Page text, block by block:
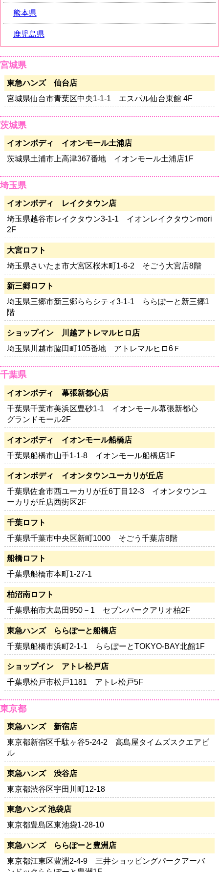
熊本県
鹿児島県
宮城県
東急ハンズ 仙台店
宮城県仙台市青葉区中央1-1-1 エスパル仙台東館 4F
茨城県
イオンボディ イオンモール土浦店
茨城県土浦市上高津367番地 イオンモール土浦店1F
埼玉県
イオンボディ レイクタウン店
埼玉県越谷市レイクタウン3-1-1 イオンレイクタウンmori
2F
大宮ロフト
埼玉県さいたま市大宮区桜木町1-6-2 そごう大宮店8階
新三郷ロフト
埼玉県三郷市新三郷ららシティ3-1-1 ららぽーと新三郷1
階
ショップイン 川越アトレマルヒロ店
埼玉県川越市脇田町105番地 アトレマルヒロ6Ｆ
千葉県
イオンボディ 幕張新都心店
千葉県千葉市美浜区豊砂1-1 イオンモール幕張新都心
グランドモール2F
イオンボディ イオンモール船橋店
千葉県船橋市山手1-1-8 イオンモール船橋店1F
イオンボディ イオンタウンユーカリが丘店
千葉県佐倉市西ユーカリが丘6丁目12-3 イオンタウンユ
ーカリが丘店西街区2F
千葉ロフト
千葉県千葉市中央区新町1000 そごう千葉店8階
船橋ロフト
千葉県船橋市本町1-27-1
柏沼南ロフト
千葉県柏市大島田950－1 セブンパークアリオ柏2F
東急ハンズ ららぽーと船橋店
千葉県船橋市浜町2-1-1 ららぽーとTOKYO-BAY北館1F
ショップイン アトレ松戸店
千葉県松戸市松戸1181 アトレ松戸5F
東京都
東急ハンズ 新宿店
東京都新宿区千駄ヶ谷5-24-2 高島屋タイムズスクエアビ
ル
東急ハンズ 渋谷店
東京都渋谷区宇田川町12-18
東急ハンズ 池袋店
東京都豊島区東池袋1-28-10
東急ハンズ ららぽーと豊洲店
東京都江東区豊洲2-4-9 三井ショッピングパークアーバ